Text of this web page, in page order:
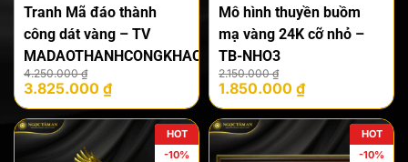
Tranh Mã đáo thành
công dát vàng – TV
MADAOTHANHCONGKHAC
4.250.000₫
Giá
gốc
là:
4.250.000 ₫.
3.825.000 ₫
Giá
hiện
tại
là:
3.825.000 ₫.
Mô hình thuyền buồm
mạ vàng 24K cỡ nhỏ –
TB-NHO3
2.150.000₫
Giá
gốc
là:
2.150.000 ₫.
1.850.000 ₫
Giá
hiện
tại
là:
1.850.000 ₫.
HOT
-10%
HOT
-10%